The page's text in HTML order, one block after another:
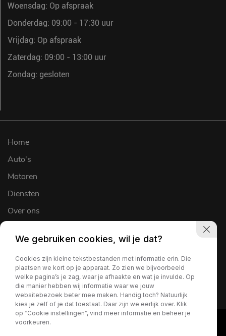
Woensdag: Op afspraak
Donderdag: 09:00 - 17:30 uur
Vrijdag: Op afspraak
Zaterdag: 09:00 - 13:00 uur
Zondag: gesloten
Home
Auto's
Motoren
Diensten
Over ons
Verkocht
Contact
We gebruiken cookies, wil je dat?
Cookies zijn kleine tekstbestanden met informatie erin. Die
plaatsen we kort op je apparaat. Zo zien we bijvoorbeeld
welke pagina’s je zag, waar je afhaakte en wat je invulde. Op
die manier hebben wij informatie waar we jouw
websitebezoek beter mee maken. Handig toch? Natuurlijk
kies je zelf of je dat toestaat. Daar zijn we eerlijk over. Klik
op “Cookie instellingen”, vind meer informatie en beheer je
voorkeuren.